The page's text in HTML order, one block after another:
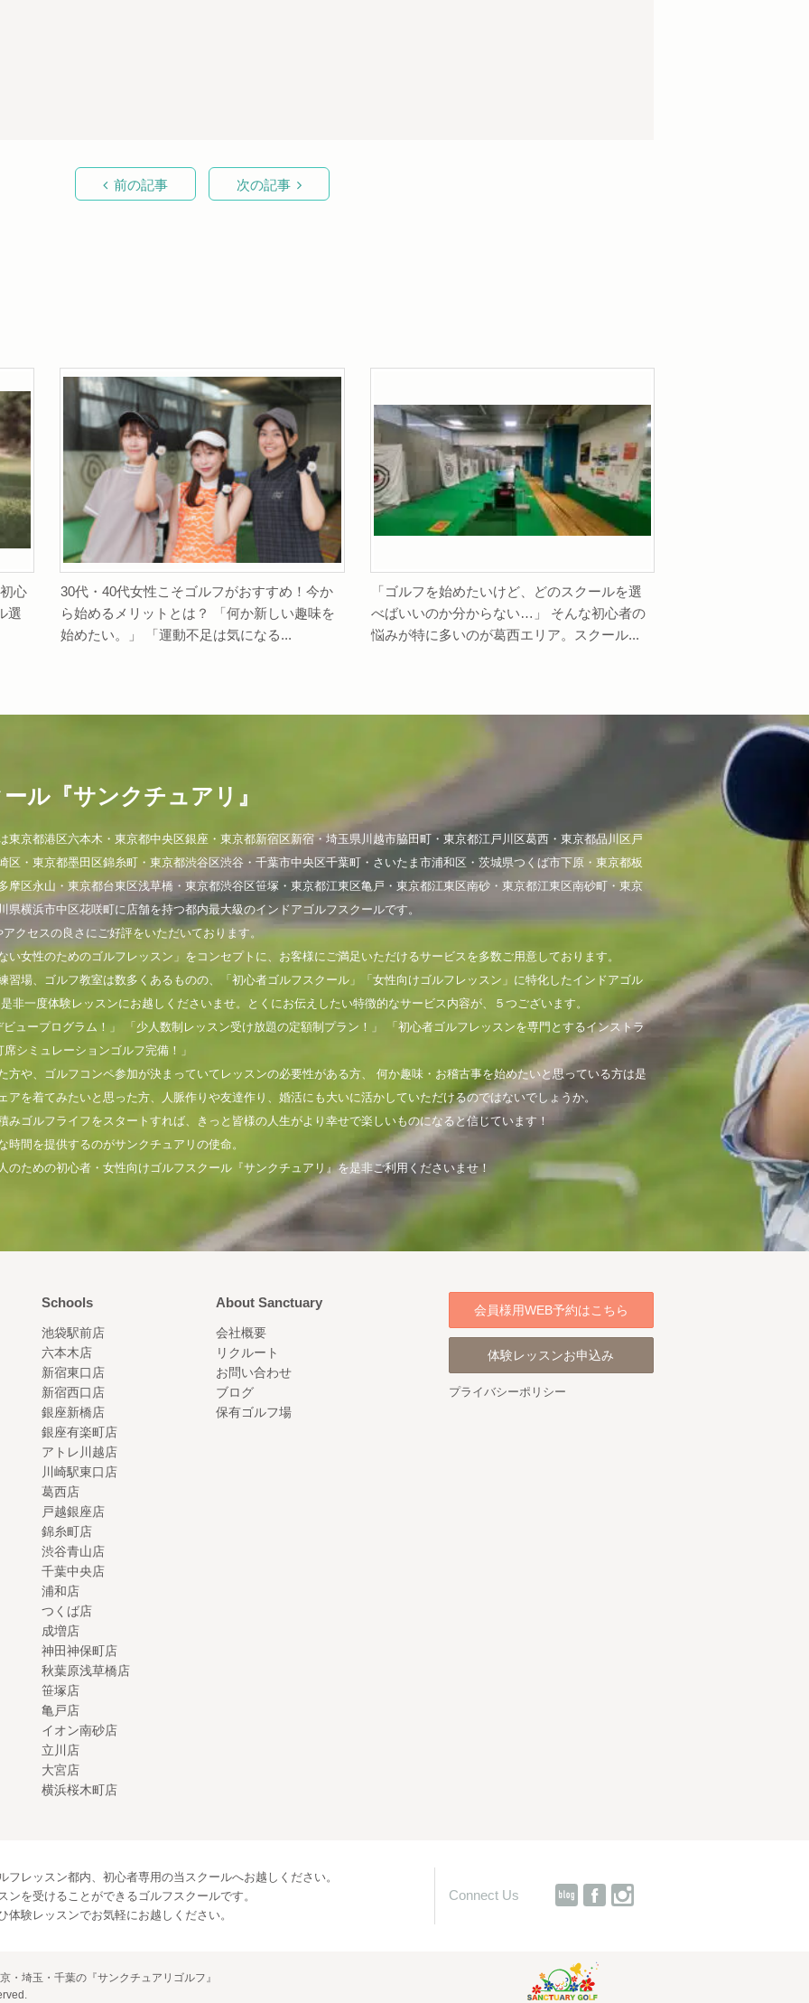
前の記事 次の記事
心
選
30代・40代女性こそゴルフがおすすめ！今か
ら始めるメリットとは？ 「何か新しい趣味を
始めたい。」 「運動不足は気になる...
「ゴルフを始めたいけど、どのスクールを選
べばいいのか分からない…」 そんな初心者の
悩みが特に多いのが葛西エリア。スクール...
ル『サンクチュアリ』
東京都港区六本木・東京都中央区銀座・東京都新宿区新宿・埼玉県川越市脇田町・東京都江戸川区葛西・東京都品川区戸
区・東京都墨田区錦糸町・東京都渋谷区渋谷・千葉市中央区千葉町・さいたま市浦和区・茨城県つくば市下原・東京都板
摩区永山・東京都台東区浅草橋・東京都渋谷区笹塚・東京都江東区亀戸・東京都江東区南砂・東京都江東区南砂町・東京
横浜市中区花咲町に店舗を持つ都内最大級のインドアゴルフスクールです。
クセスの良さにご好評をいただいております。
女性のためのゴルフレッスン」をコンセプトに、お客様にご満足いただけるサービスを多数ご用意しております。
習場、ゴルフ教室は数多くあるものの、「初心者ゴルフスクール」「女性向けゴルフレッスン」に特化したインドアゴル
非一度体験レッスンにお越しくださいませ。とくにお伝えしたい特徴的なサービス内容が、５つございます。
ュープログラム！」 「少人数制レッスン受け放題の定額制プラン！」 「初心者ゴルフレッスンを専門とするインストラ
シミュレーションゴルフ完備！」
方や、ゴルフコンペ参加が決まっていてレッスンの必要性がある方、 何か趣味・お稽古事を始めたいと思っている方は是
を着てみたいと思った方、人脈作りや友達作り、婚活にも大いに活かしていただけるのではないでしょうか。
ゴルフライフをスタートすれば、きっと皆様の人生がより幸せで楽しいものになると信じています！
間を提供するのがサンクチュアリの使命。
ための初心者・女性向けゴルフスクール『サンクチュアリ』を是非ご利用くださいませ！
Schools
池袋駅前店
六本木店
新宿東口店
新宿西口店
銀座新橋店
銀座有楽町店
アトレ川越店
川崎駅東口店
葛西店
戸越銀座店
錦糸町店
渋谷青山店
千葉中央店
浦和店
つくば店
成増店
神田神保町店
秋葉原浅草橋店
笹塚店
亀戸店
イオン南砂店
立川店
大宮店
横浜桜木町店
About Sanctuary
会社概要
リクルート
お問い合わせ
ブログ
保有ゴルフ場
会員様用WEB予約はこちら
体験レッスンお申込み
プライバシーポリシー
レッスン都内、初心者専用の当スクールへお越しください。
を受けることができるゴルフスクールです。
験レッスンでお気軽にお越しください。
Connect Us
・埼玉・千葉の『サンクチュアリゴルフ』